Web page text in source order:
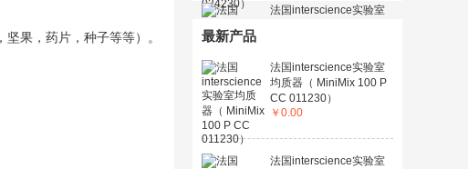
果，药片，种子等等）。
法国interscience实验室
最新产品
法国interscience实验室
均质器（ MiniMix 100 P
CC 011230）
￥ 0.00
法国interscience实验室